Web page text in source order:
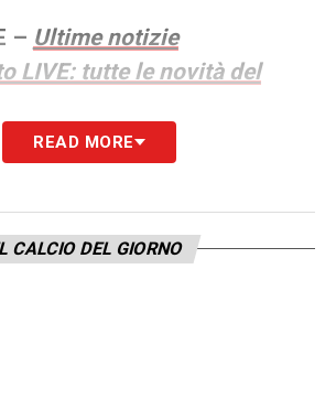
– Ultime notizie
LIVE: tutte le novità del
READ MORE
CALCIO DEL GIORNO